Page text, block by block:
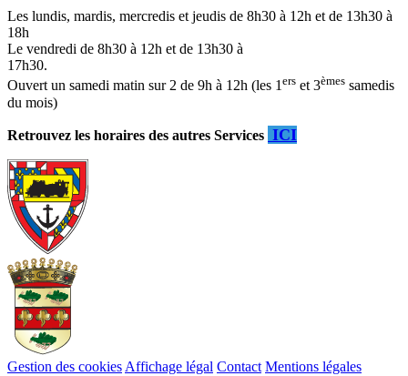
Les lundis, mardis, mercredis et jeudis de 8h30 à 12h et de 13h30 à
18h
Le vendredi de 8h30 à 12h et de 13h30 à
17h30.
Ouvert un samedi matin sur 2 de 9h à 12h (les 1ers et 3èmes samedis
du mois)
Retrouvez les horaires des autres Services ICI
Gestion des cookies Affichage légal Contact Mentions légales